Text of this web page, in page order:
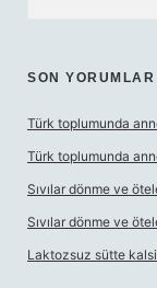
SON YORUMLAR
Türk toplumunda
Türk toplumunda
Sıvılar dönme ve
Sıvılar dönme ve
Laktozsuz sütte